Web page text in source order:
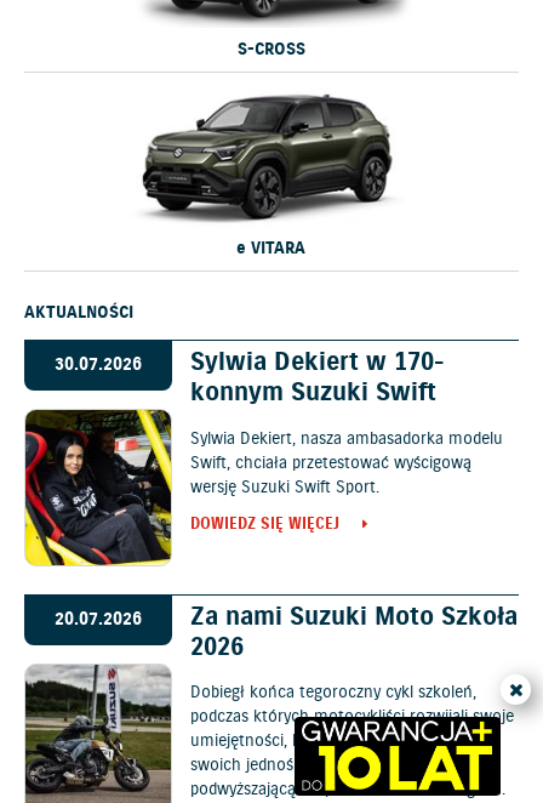
S-CROSS
e VITARA
AKTUALNOŚCI
30.07.2026
Sylwia Dekiert w 170-
konnym Suzuki Swift
Sylwia Dekiert, nasza ambasadorka modelu
Swift, chciała przetestować wyścigową
wersję Suzuki Swift Sport.
DOWIEDZ SIĘ WIĘCEJ
20.07.2026
Za nami Suzuki Moto Szkoła
2026
Dobiegł końca tegoroczny cykl szkoleń,
podczas których motocykliści rozwijali swoje
umiejętności, lepiej poznali możliwości
swoich jednośladów oraz zdobyli wiedzę
podwyższającą bezpieczeństwo na drogach.